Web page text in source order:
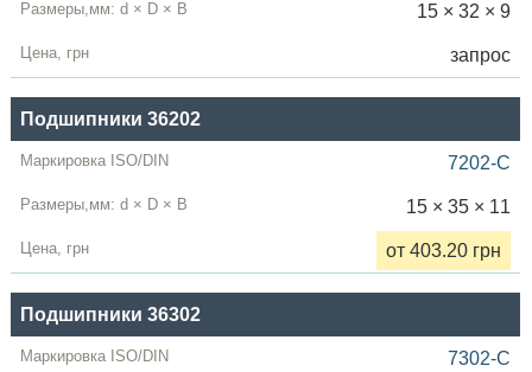
15 × 32 × 9
запрос
Подшипники 36202
7202-C
15 × 35 × 11
от 403.20 грн
Подшипники 36302
7302-C